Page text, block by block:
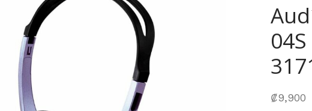
₡9,900